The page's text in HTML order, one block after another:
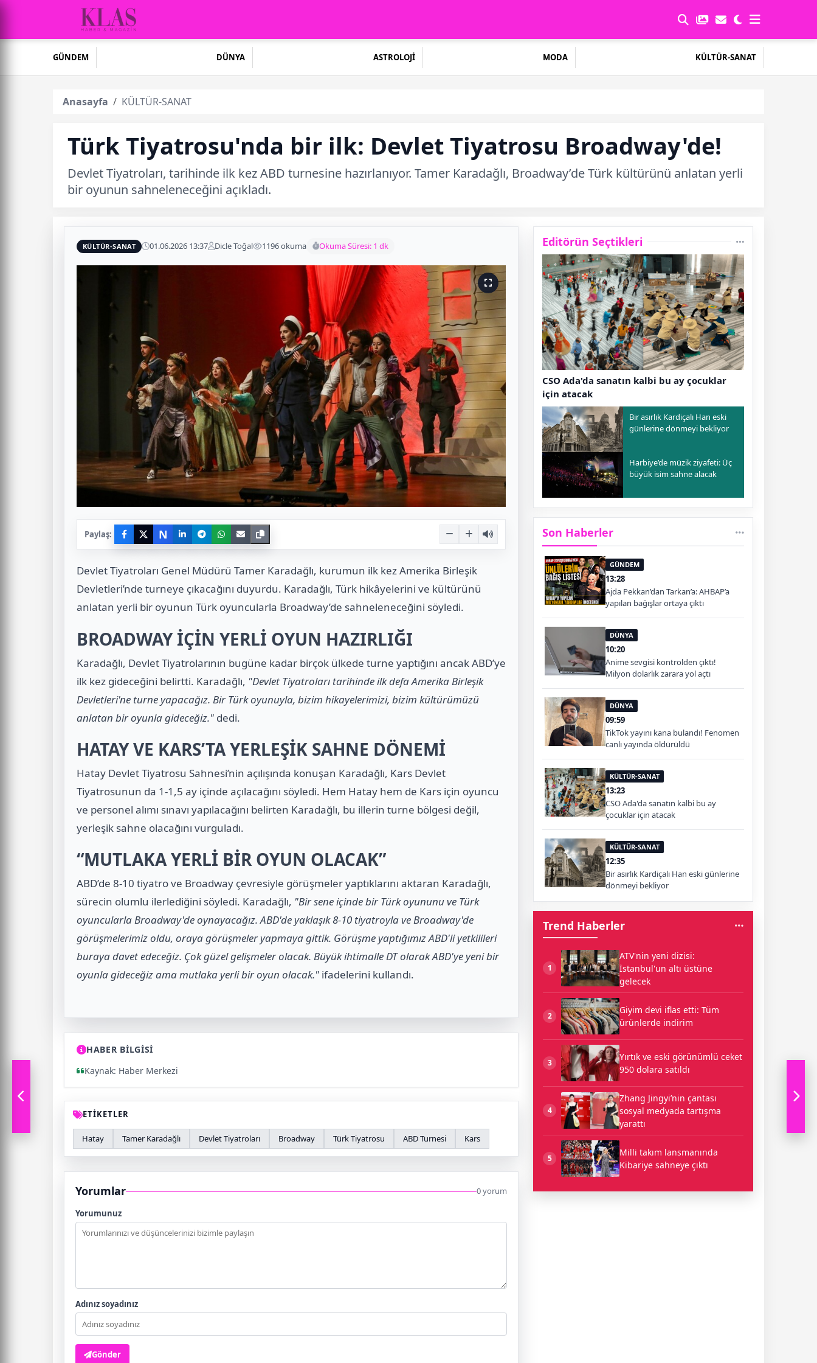
GÜNDEM DÜNYA ASTROLOJİ MODA KÜLTÜR-SANAT
Anasayfa KÜLTÜR-SANAT
Türk Tiyatrosu'nda bir ilk: Devlet Tiyatrosu Broadway'de!
Devlet Tiyatroları, tarihinde ilk kez ABD turnesine hazırlanıyor. Tamer Karadağlı, Broadway’de Türk kültürünü anlatan yerli
bir oyunun sahneleneceğini açıkladı.
KÜLTÜR-SANAT 01.06.2026 13:37 Dicle Toğal 1196 okuma Okuma Süresi: 1 dk
Paylaş: N
Devlet Tiyatroları Genel Müdürü Tamer Karadağlı, kurumun ilk kez Amerika Birleşik
Devletleri’nde turneye çıkacağını duyurdu. Karadağlı, Türk hikâyelerini ve kültürünü
anlatan yerli bir oyunun Türk oyuncularla Broadway’de sahneleneceğini söyledi.
BROADWAY İÇİN YERLİ OYUN HAZIRLIĞI
Karadağlı, Devlet Tiyatrolarının bugüne kadar birçok ülkede turne yaptığını ancak ABD’ye
ilk kez gideceğini belirtti. Karadağlı, "Devlet Tiyatroları tarihinde ilk defa Amerika Birleşik
Devletleri'ne turne yapacağız. Bir Türk oyunuyla, bizim hikayelerimizi, bizim kültürümüzü
anlatan bir oyunla gideceğiz." dedi.
HATAY VE KARS’TA YERLEŞİK SAHNE DÖNEMİ
Hatay Devlet Tiyatrosu Sahnesi’nin açılışında konuşan Karadağlı, Kars Devlet
Tiyatrosunun da 1-1,5 ay içinde açılacağını söyledi. Hem Hatay hem de Kars için oyuncu
ve personel alımı sınavı yapılacağını belirten Karadağlı, bu illerin turne bölgesi değil,
yerleşik sahne olacağını vurguladı.
“MUTLAKA YERLİ BİR OYUN OLACAK”
ABD’de 8-10 tiyatro ve Broadway çevresiyle görüşmeler yaptıklarını aktaran Karadağlı,
sürecin olumlu ilerlediğini söyledi. Karadağlı, "Bir sene içinde bir Türk oyununu ve Türk
oyuncularla Broadway'de oynayacağız. ABD'de yaklaşık 8-10 tiyatroyla ve Broadway'de
görüşmelerimiz oldu, oraya görüşmeler yapmaya gittik. Görüşme yaptığımız ABD'li yetkilileri
buraya davet edeceğiz. Çok güzel gelişmeler olacak. Büyük ihtimalle DT olarak ABD'ye yeni bir
oyunla gideceğiz ama mutlaka yerli bir oyun olacak." ifadelerini kullandı.
HABER BİLGİSİ
Kaynak: Haber Merkezi
ETİKETLER
Hatay Tamer Karadağlı Devlet Tiyatroları Broadway Türk Tiyatrosu ABD Turnesi Kars
Yorumlar 0 yorum
Yorumunuz
Adınız soyadınız
Gönder
Editörün Seçtikleri
CSO Ada'da sanatın kalbi bu ay çocuklar
için atacak
Bir asırlık Kardiçalı Han eski
günlerine dönmeyi bekliyor
Harbiye’de müzik ziyafeti: Üç
büyük isim sahne alacak
Son Haberler
GÜNDEM
13:28
Ajda Pekkan’dan Tarkan’a: AHBAP’a
yapılan bağışlar ortaya çıktı
DÜNYA
10:20
Anime sevgisi kontrolden çıktı!
Milyon dolarlık zarara yol açtı
DÜNYA
09:59
TikTok yayını kana bulandı! Fenomen
canlı yayında öldürüldü
KÜLTÜR-SANAT
13:23
CSO Ada'da sanatın kalbi bu ay
çocuklar için atacak
KÜLTÜR-SANAT
12:35
Bir asırlık Kardiçalı Han eski günlerine
dönmeyi bekliyor
Trend Haberler
1
ATV'nin yeni dizisi:
İstanbul'un altı üstüne
gelecek
2
Giyim devi iflas etti: Tüm
ürünlerde indirim
3
Yırtık ve eski görünümlü ceket
950 dolara satıldı
4
Zhang Jingyi’nin çantası
sosyal medyada tartışma
yarattı
5
Milli takım lansmanında
Kibariye sahneye çıktı